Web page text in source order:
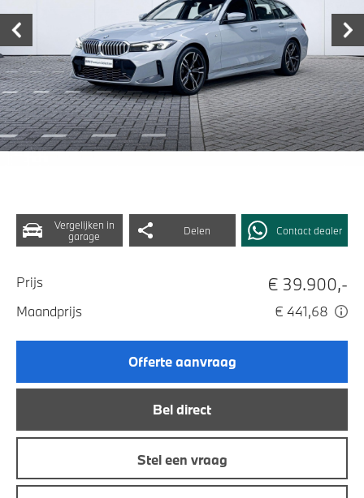
Vergelijken in
garage
Delen Contact dealer
Prijs € 39.900,-
Maandprijs € 441,68
Offerte aanvraag
Bel direct
Stel een vraag